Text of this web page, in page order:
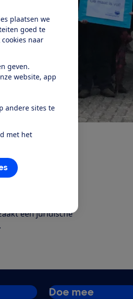
plaatsen we
goed te
naar
geven.
website, app
andere sites te
met het
voorzitter
kreeg.
de afhandeling
Achmea
niet tot een
een juridische
Doe mee